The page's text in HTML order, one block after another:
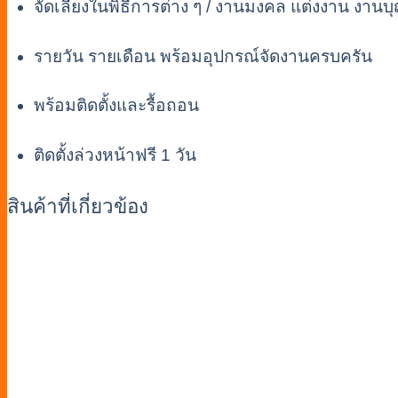
จัดเลี้ยงในพิธีการต่าง ๆ / งานมงคล แต่งงาน งา
รายวัน รายเดือน พร้อมอุปกรณ์จัดงานครบครัน
พร้อมติดตั้งและรื้อถอน
ติดตั้งล่วงหน้าฟรี 1 วัน
สินค้าที่เกี่ยวข้อง